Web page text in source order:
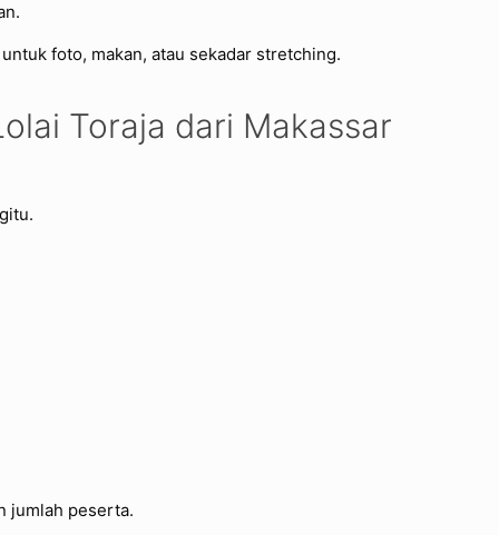
foto, makan, atau sekadar stretching.
Toraja dari Makassar
jumlah peserta.